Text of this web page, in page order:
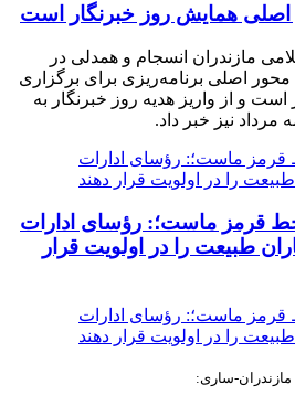
همایش روز خبرنگار است
مازندران انسجام و همدلی در
محور اصلی برنامه‌ریزی برای برگزاری
و از واریز هدیه روز خبرنگار به
مرداد نیز خبر داد.
قرمز ماست؛: رؤسای ادارات
طبیعت را در اولویت قرار
مازندران-ساری: